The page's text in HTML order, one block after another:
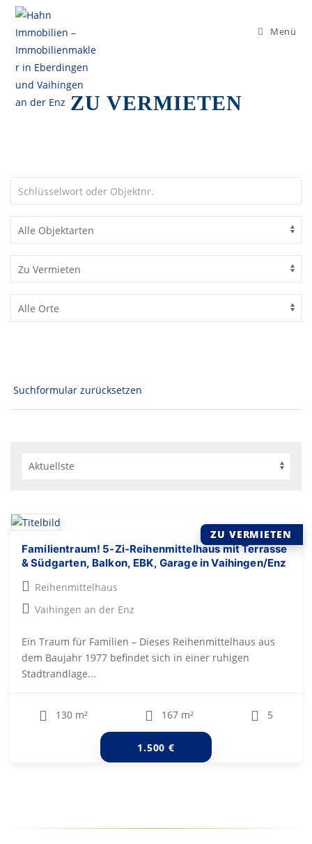
Menü
Zu Vermieten
ZU VERMIETEN
Suchformular zurücksetzen
Familientraum! 5‑Zi-Reihenmittelhaus mit Terrasse
& Südgarten, Balkon, EBK, Garage in Vaihingen/Enz
Reihenmittelhaus
Vaihingen an der Enz
Ein Traum für Familien – Dieses Reihenmittelhaus aus
dem Baujahr 1977 befindet sich in einer ruhigen
Stadtrandlage...
130 m² 167 m² 5
1.500 €
ZU VERMIETEN